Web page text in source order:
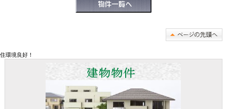
住環境良好！